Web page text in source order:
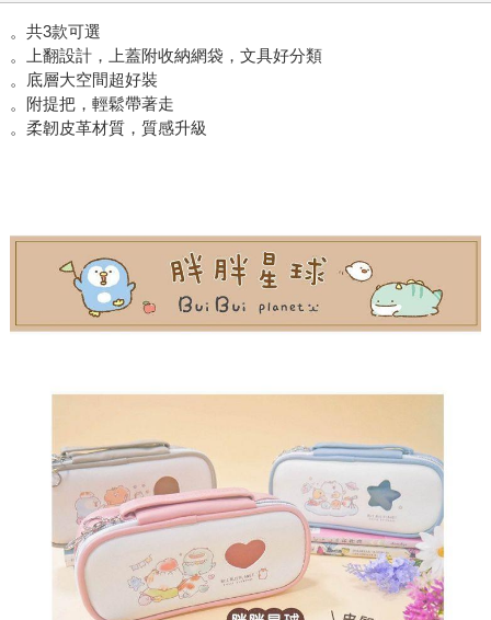
。共3款可選
。上翻設計，上蓋附收納網袋，文具好分類
。底層大空間超好裝
。附提把，輕鬆帶著走
。柔韌皮革材質，質感升級